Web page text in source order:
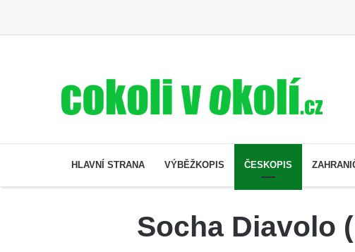
HLAVNÍ STRANA VÝBĚŽKOPIS ČESKOPIS
Socha Diavolo